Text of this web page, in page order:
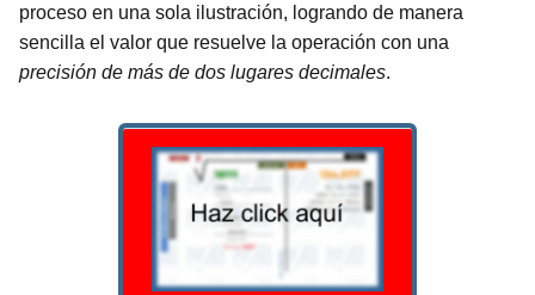
proceso en una sola ilustración, logrando de manera
sencilla el valor que resuelve la operación con una
precisión de más de dos lugares decimales.